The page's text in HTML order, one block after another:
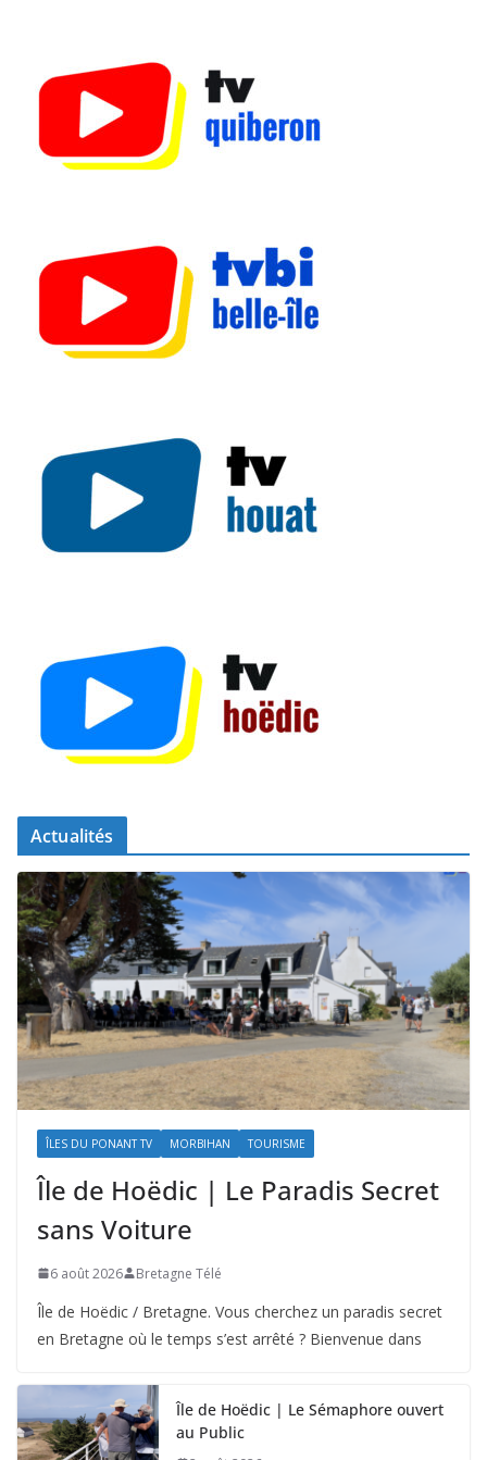
Actualités
ÎLES DU PONANT TV MORBIHAN TOURISME
Île de Hoëdic | Le Paradis Secret
sans Voiture
6 août 2026 Bretagne Télé
Île de Hoëdic / Bretagne. Vous cherchez un paradis secret
en Bretagne où le temps s’est arrêté ? Bienvenue dans
Île de Hoëdic | Le Sémaphore ouvert
au Public